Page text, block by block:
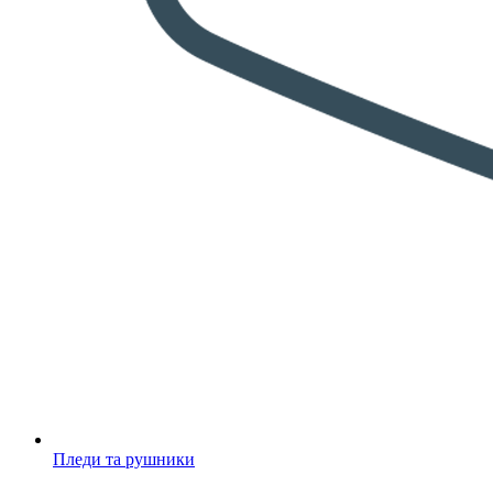
Пледи та рушники